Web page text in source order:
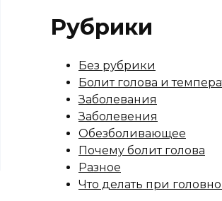
Рубрики
Без рубрики
Болит голова и
Заболевания
Заболевения
Обезболивающее
Почему болит голова
Разное
Что делать при